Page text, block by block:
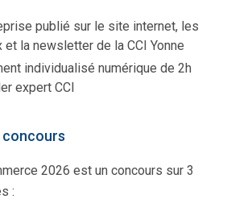
publié sur le site internet, les
la newsletter de la CCI Yonne
individualisé numérique de 2h
expert CCI
concours
2026 est un concours sur 3
: